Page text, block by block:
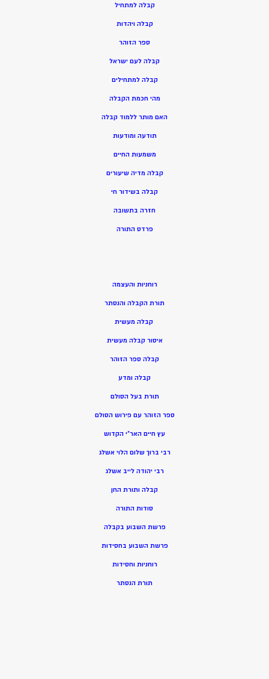
קבלה למתחיל
קבלה ויהדות
ספר הזוהר
קבלה לעם ישראל
קבלה למתחילים
מהי חכמת הקבלה
האם מותר ללמוד קבלה
תודעה ומודעות
משמעות החיים
קבלה מדיה שיעורים
קבלה בשידור חי
חזרה בתשובה
פרדס התורה
רוחניות והעצמה
תורת הקבלה והנסתר
קבלה מעשית
איסור קבלה מעשית
קבלה ספר הזוהר
קבלה ומדע
תורת בעל הסולם
ספר הזוהר עם פירוש הסולם
עץ חיים האר”י הקדוש
רבי ברוך שלום הלוי אשלג
רבי יהודה לייב אשלג
קבלה ותורת החן
סודות התורה
פרשת השבוע בקבלה
פרשת השבוע בחסידות
רוחניות וחסידות
תורת הנסתר